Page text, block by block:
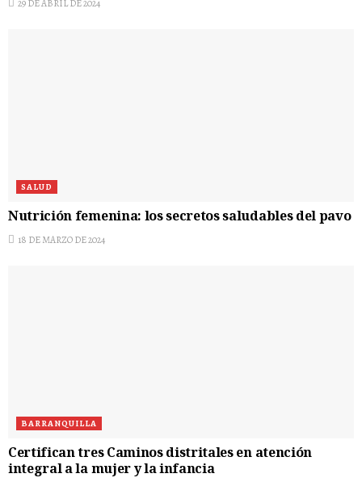
29 DE ABRIL DE 2024
SALUD
Nutrición femenina: los secretos saludables del pavo
18 DE MARZO DE 2024
BARRANQUILLA
Certifican tres Caminos distritales en atención
integral a la mujer y la infancia